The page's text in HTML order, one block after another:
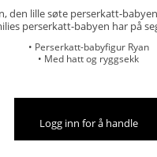
den lille søte perserkatt-
perserkatt-babyen har på
er ca. 4 cm stor, og egnet for
• Perserkatt-babyfigur Ryan
• Med hatt og ryggsekk
Logg inn for å handle